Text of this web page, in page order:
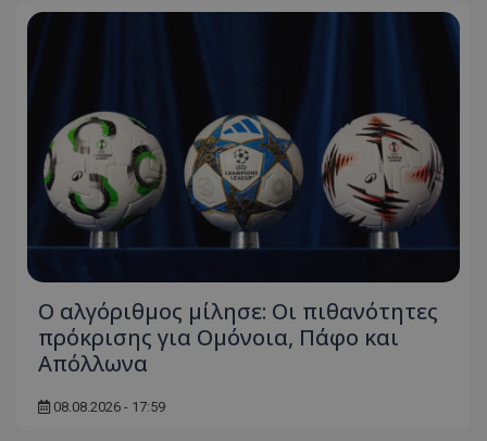
Ο αλγόριθμος μίλησε: Οι πιθανότητες
πρόκρισης για Ομόνοια, Πάφο και
Απόλλωνα
08.08.2026 - 17:59